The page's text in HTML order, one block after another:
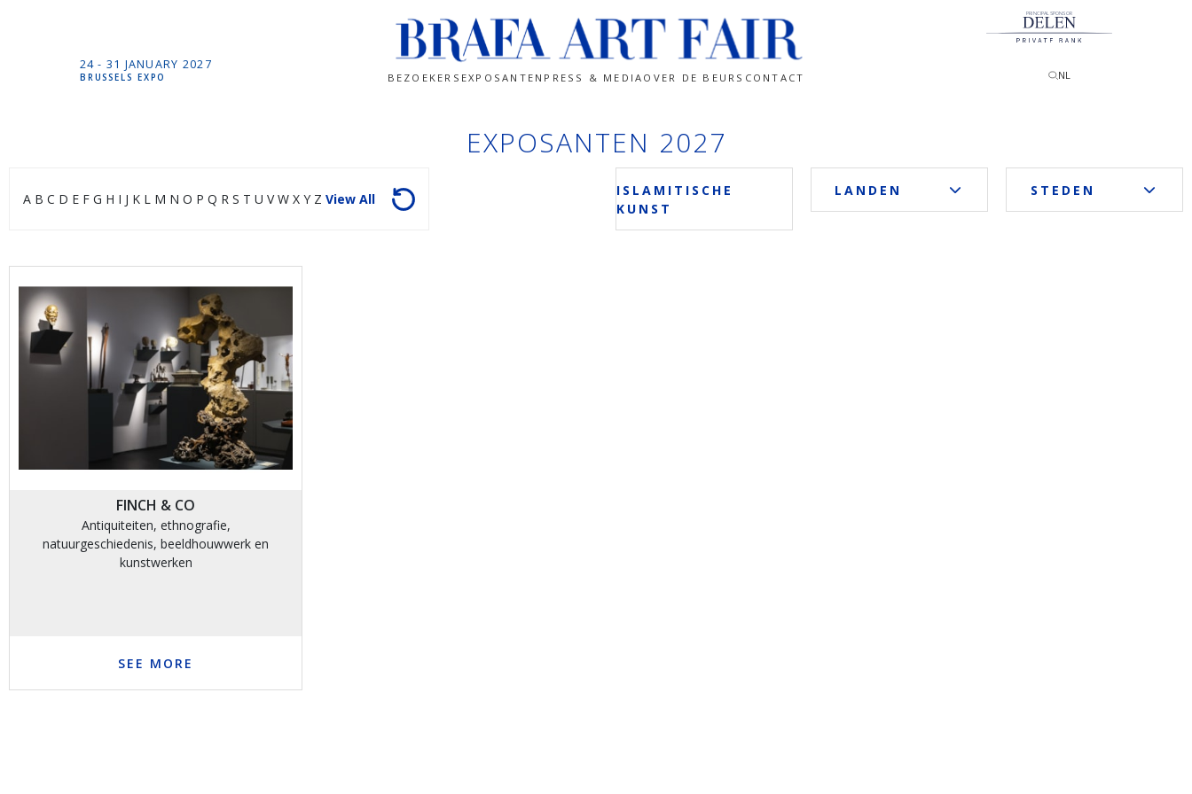
24 - 31 JANUARY 2027
BRUSSELS EXPO BEZOEKERS EXPOSANTEN PRESS & MEDIA OVER DE BEURS CONTACT
PRINCIPAL SPONSOR
NL
EXPOSANTEN 2027
A B C D E F G H I J K L M N O P Q R S T U V W X Y Z View All
ISLAMITISCHE
KUNST
LANDEN STEDEN
FINCH & CO
Antiquiteiten, ethnografie,
natuurgeschiedenis, beeldhouwwerk en
kunstwerken
SEE MORE